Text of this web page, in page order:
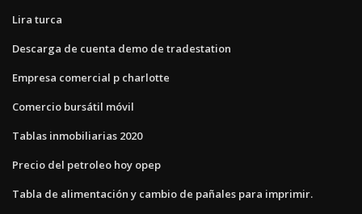
Lira turca
Descarga de cuenta demo de tradestation
Empresa comercial p charlotte
Comercio bursátil móvil
Tablas inmobiliarias 2020
Precio del petroleo hoy opep
Tabla de alimentación y cambio de pañales para imprimir.